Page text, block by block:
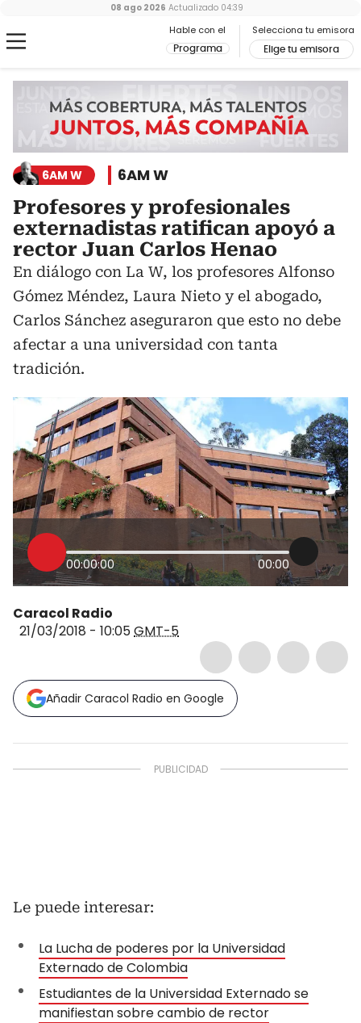
Hable con el
Programa
Selecciona tu emisora
Elige tu emisora
08 ago 2026 Actualizado 04:39
6AM W 6AM W
Profesores y profesionales
externadistas ratifican apoyó a
rector Juan Carlos Henao
En diálogo con La W, los profesores Alfonso
Gómez Méndez, Laura Nieto y el abogado,
Carlos Sánchez aseguraron que esto no debe
afectar a una universidad con tanta
tradición.
00:00:00 00:00
Caracol Radio
21/03/2018 - 10:05GMT-5
Añadir Caracol Radio en Google
Le puede interesar:
La Lucha de poderes por la Universidad
Externado de Colombia
Estudiantes de la Universidad Externado se
manifiestan sobre cambio de rector